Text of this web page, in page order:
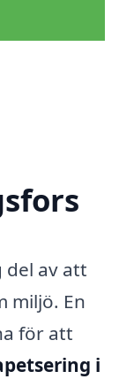
del av att
miljö. En
för att
i